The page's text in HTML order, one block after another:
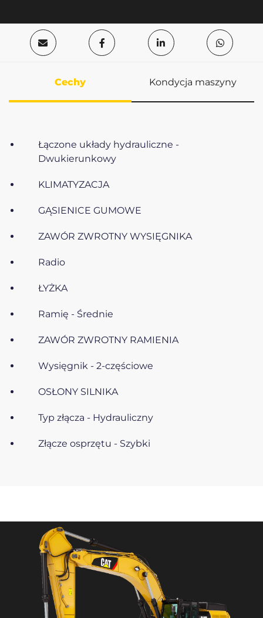
Cechy Kondycja maszyny
Łączone układy hydrauliczne -
Dwukierunkowy
KLIMATYZACJA
GĄSIENICE GUMOWE
ZAWÓR ZWROTNY WYSIĘGNIKA
Radio
ŁYŻKA
Ramię - Średnie
ZAWÓR ZWROTNY RAMIENIA
Wysięgnik - 2-częściowe
OSŁONY SILNIKA
Typ złącza - Hydrauliczny
Złącze osprzętu - Szybki